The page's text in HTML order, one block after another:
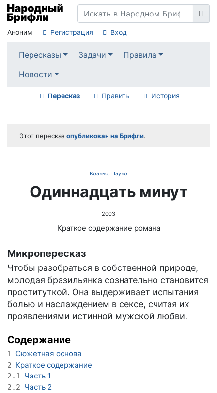
Аноним Регистрация Вход
Пересказы Задачи
Правила
Новости
Пересказ Править История
Этот пересказ опубликован на Брифли.
Коэльо, Пауло
Одиннадцать минут
2003
Краткое содержание романа
Микропересказ
Чтобы разобраться в собственной природе,
молодая бразильянка сознательно становится
проституткой. Она выдерживает испытания
болью и наслаждением в сексе, считая их
проявлениями истинной мужской любви.
Содержание
1 Сюжетная основа
2 Краткое содержание
2.1 Часть 1
2.2 Часть 2